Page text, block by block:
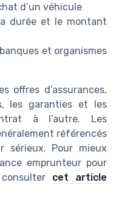
d’un véhicule
durée et le montant
et organismes
offres d’assurances,
les garanties et les
à l’autre. Les
référencés
sérieux. Pour mieux
emprunteur pour
cet article